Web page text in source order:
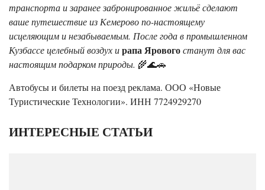
транспорта и заранее забронированное жильё сделают
ваше путешествие из Кемерово по-настоящему
исцеляющим и незабываемым. После года в промышленном
Кузбассе целебный воздух ирапа Яровогостанут для вас
настоящим подарком природы. 🌾🌊🚗
Автобусы и билеты на поезд реклама. ООО «Новые
Туристические Технологии». ИНН 7724929270
ИНТЕРЕСНЫЕ СТАТЬИ